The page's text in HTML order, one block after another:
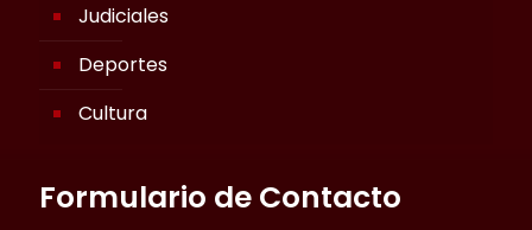
Judiciales
Deportes
Cultura
Formulario de Contacto